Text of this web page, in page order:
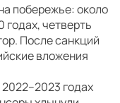
побережье: около
годах, четверть
После санкций
вложения
2022–2023 годах